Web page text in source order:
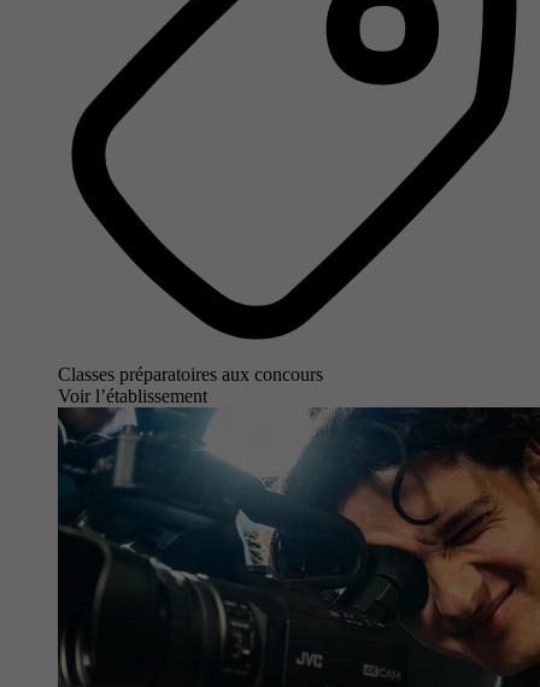
Classes préparatoires aux concours
Voir l’établissement